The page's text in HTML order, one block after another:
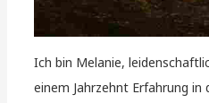
Ich bin Melanie,
einem Jahrzehnt Erfahrung in